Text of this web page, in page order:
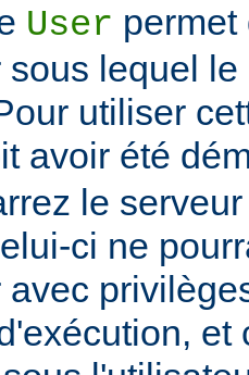
User permet
sous lequel
utiliser
avoir été
le
ci ne
avec
et